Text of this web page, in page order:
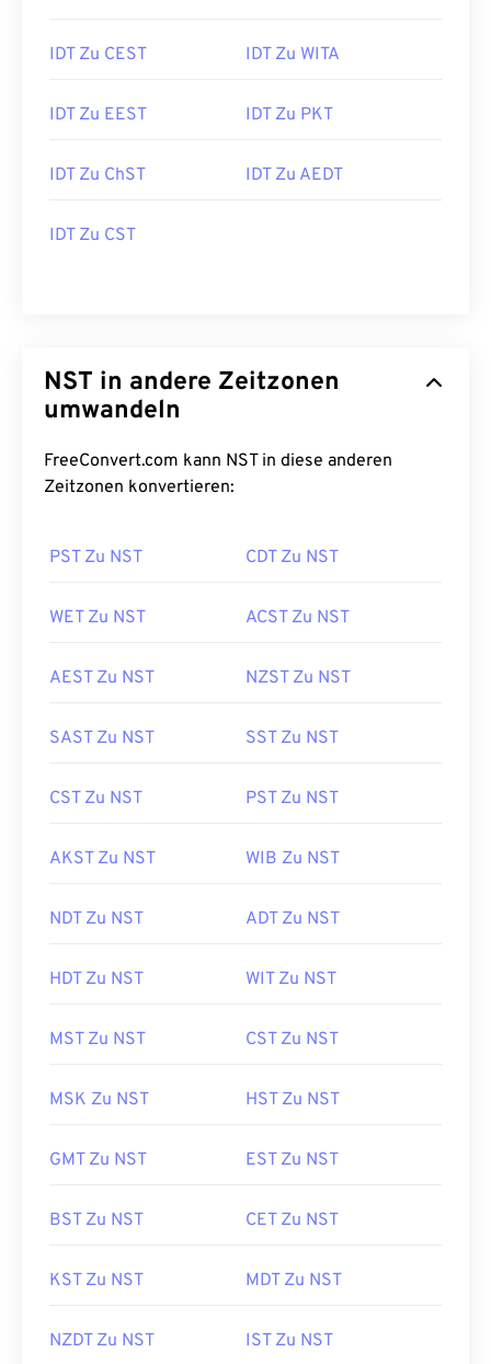
IDT Zu CEST IDT Zu WITA
IDT Zu EEST IDT Zu PKT
IDT Zu ChST IDT Zu AEDT
IDT Zu CST
NST in andere Zeitzonen
umwandeln
FreeConvert.com kann NST in diese anderen
Zeitzonen konvertieren:
PST Zu NST CDT Zu NST
WET Zu NST ACST Zu NST
AEST Zu NST NZST Zu NST
SAST Zu NST SST Zu NST
CST Zu NST PST Zu NST
AKST Zu NST WIB Zu NST
NDT Zu NST ADT Zu NST
HDT Zu NST WIT Zu NST
MST Zu NST CST Zu NST
MSK Zu NST HST Zu NST
GMT Zu NST EST Zu NST
BST Zu NST CET Zu NST
KST Zu NST MDT Zu NST
NZDT Zu NST IST Zu NST